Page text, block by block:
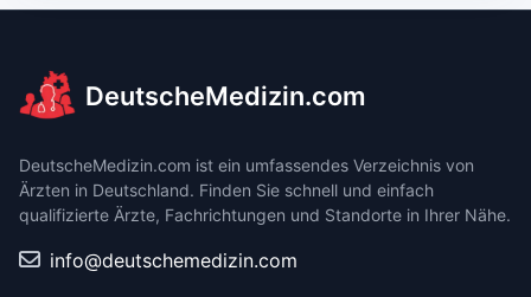
DeutscheMedizin.com
DeutscheMedizin.com ist ein umfassendes Verzeichnis von
Ärzten in Deutschland. Finden Sie schnell und einfach
qualifizierte Ärzte, Fachrichtungen und Standorte in Ihrer Nähe.
info@deutschemedizin.com